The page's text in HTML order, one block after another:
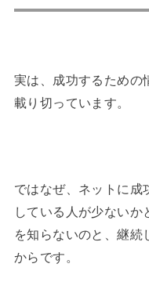
実は、成功するための
載り切っています。
ではなぜ、ネットに成
している人が少ない
を知らないのと、継続
からです。